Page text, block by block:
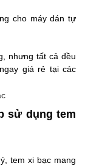
cho máy dán tự
nhưng tất cả đều
giá rẻ tại các
sử dụng tem
tem xi bạc mang